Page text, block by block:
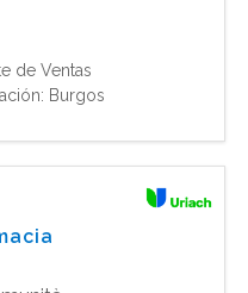
de Ventas
Burgos
-
responsable de impulsar las